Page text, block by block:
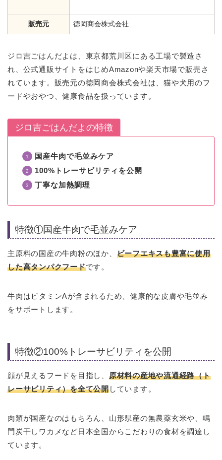
販売元 徳岡商会株式会社
ジロ吉ごはんだよは、東京都荒川区にある工場で製造さ
れ、公式通販サイトをはじめAmazonや楽天市場で販売さ
れています。販売元の徳岡商会株式会社は、猫や犬用のフ
ードやおやつ、健康食品を扱っています。
ジロ吉ごはんだよの特徴
国産牛肉で毛並みケア
100%トレーサビリティを公開
丁寧な加熱調理
特徴①国産牛肉で毛並みケア
主原料の国産の牛肉粉のほか、 ビーフエキスも豊富に使用
した高タンパクフードです。
牛肉はビタミンAが含まれるため、健康的な皮膚や毛並み
をサポートします。
特徴②100%トレーサビリティを公開
顔が見えるフードを目指し、 原材料の産地や流通経路（ト
レーサビリティ）を全て公開しています。
肉類が国産なのはもちろん、山形県産の無農薬玄米や、鳴
門炭干しワカメなど日本全国からこだわりの食材を調達し
ています。